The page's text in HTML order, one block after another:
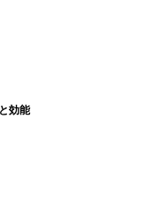
質）の向上に貢献する"と
識を活かし、心と体の健
ます。
効能